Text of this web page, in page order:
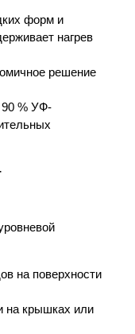
форм и
нагрев
решение
% УФ-
на поверхности
на крышках или